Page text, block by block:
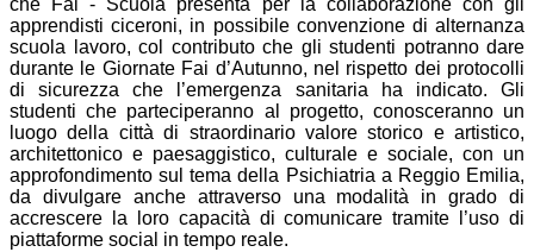
che Fai - Scuola presenta per la collaborazione con gli
apprendisti ciceroni, in possibile convenzione di alternanza
scuola lavoro, col contributo che gli studenti potranno dare
durante le Giornate Fai d’Autunno, nel rispetto dei protocolli
di sicurezza che l’emergenza sanitaria ha indicato. Gli
studenti che parteciperanno al progetto, conosceranno un
luogo della città di straordinario valore storico e artistico,
architettonico e paesaggistico, culturale e sociale, con un
approfondimento sul tema della Psichiatria a Reggio Emilia,
da divulgare anche attraverso una modalità in grado di
accrescere la loro capacità di comunicare tramite l’uso di
piattaforme social in tempo reale.